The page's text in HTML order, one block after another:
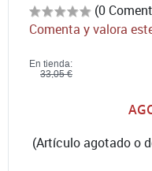
(0
Comenta y valora
En tienda:
33,05 €
(Artículo agotado o